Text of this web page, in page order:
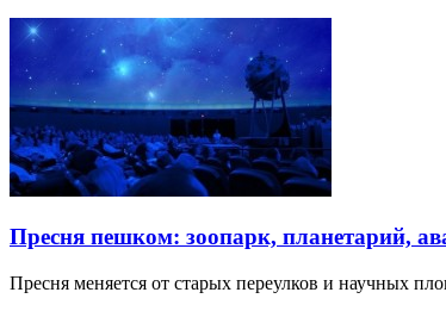
Пресня пешком: зоопарк, планетарий,
Пресня меняется от старых переулков и научных